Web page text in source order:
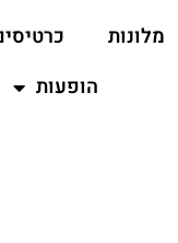
מלונות
הופעות